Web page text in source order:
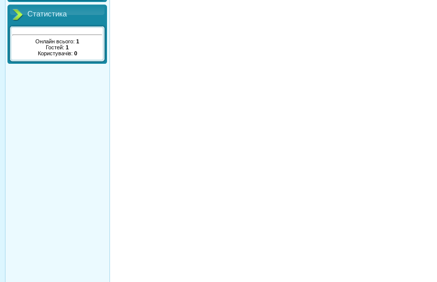
Статистика
Онлайн всього: 1
Гостей: 1
Користувачів: 0